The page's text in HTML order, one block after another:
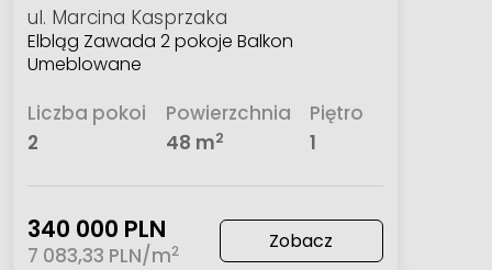
ul. Marcina Kasprzaka
Elbląg Zawada 2 pokoje Balkon
Umeblowane
Liczba pokoi
2
Powierzchnia
48 m2
Piętro
1
340 000 PLN
7 083,33 PLN/m2 Zobacz